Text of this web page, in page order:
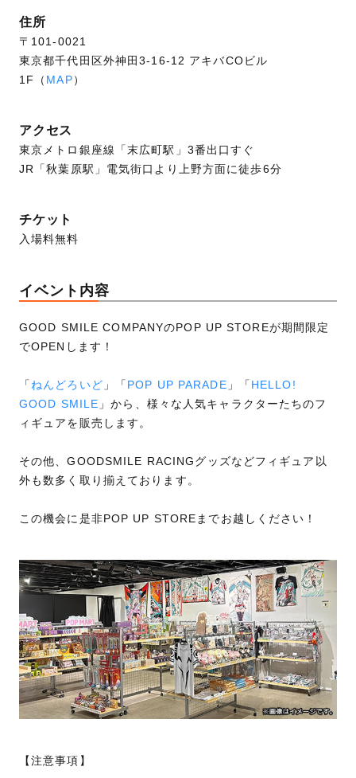
住所
〒101-0021
東京都千代田区外神田3-16-12 アキバCOビル
1F（ MAP）
アクセス
東京メトロ銀座線「末広町駅」3番出口すぐ
JR「秋葉原駅」電気街口より上野方面に徒歩6分
チケット
入場料無料
イベント内容
GOOD SMILE COMPANYのPOP UP STOREが期間限定
でOPENします！
「 ねんどろいど 」「 POP UP PARADE 」「 HELLO!
GOOD SMILE 」から、様々な人気キャラクターたちのフ
ィギュアを販売します。
その他、GOODSMILE RACINGグッズなどフィギュア以
外も数多く取り揃えております。
この機会に是非POP UP STOREまでお越しください！
【注意事項】